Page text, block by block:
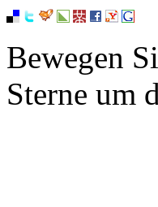
Bewegen
Sterne um